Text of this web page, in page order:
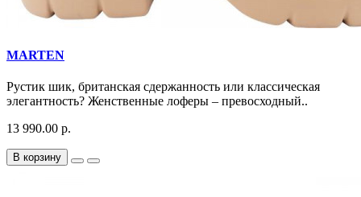
MARTEN
Рустик шик, британская сдержанность или классическая
элегантность? Женственные лоферы – превосходный..
13 990.00 р.
В корзину